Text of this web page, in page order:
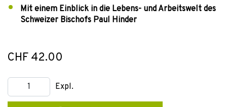
Mit einem Einblick in die Lebens- und Arbeitswelt des
Schweizer Bischofs Paul Hinder
CHF 42.00
Expl.